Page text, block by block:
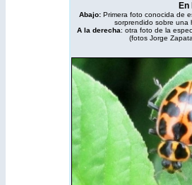
Abajo: Primera foto conocida de
sorprendido sobre una
A la derecha: otra foto de la
(fotos Jorge